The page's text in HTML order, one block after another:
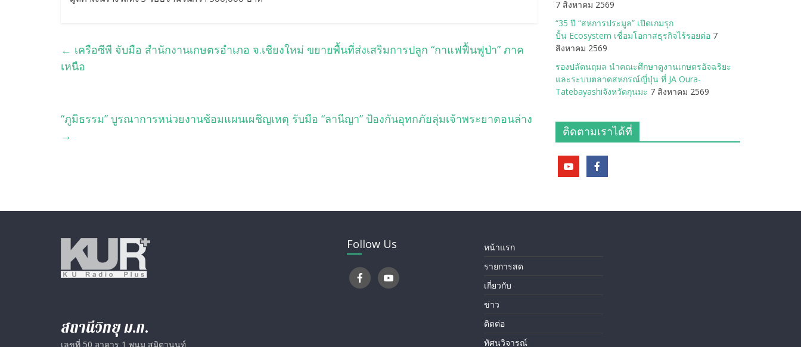
← เครือซีพี จับมือ สำนักงานเกษตรอำเภอ จ.เชียงใหม่ ขยายพื้นที่ส่งเสริมการปลูก “กาแฟฟื้นฟูป่า” ภาค
เหนือ
“ภูมิธรรม” บูรณาการหน่วยงานซ้อมแผนเผชิญเหตุ รับมือ “ลานีญา” ป้องกันอุทกภัยลุ่มเจ้าพระยาตอนล่าง
→
7 สิงหาคม 2569
“35 ปี “สหการประมูล” เปิดเกมรุก
ปั้น Ecosystem เชื่อมโอกาสธุรกิจไร้รอยต่อ 7
สิงหาคม 2569
รองปลัดนฤมล นำคณะศึกษาดูงานเกษตรอัจฉริยะ
และระบบตลาดสหกรณ์ญี่ปุ่น ที่ JA Oura-
Tatebayashiจังหวัดกุนมะ 7 สิงหาคม 2569
ติดตามเราได้ที่
สถานีวิทยุ ม.ก.
เลขที่ 50 อาคาร 1 พนม สมิตานนท์
Follow Us
หน้าแรก
รายการสด
เกี่ยวกับ
ข่าว
ติดต่อ
ทัศนวิจารณ์